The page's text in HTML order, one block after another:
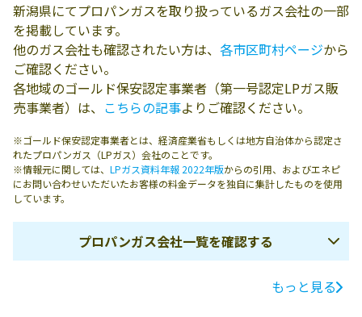
新潟県にてプロパンガスを取り扱っているガス会社の一部
を掲載しています。
他のガス会社も確認されたい方は、 各市区町村ページから
ご確認ください。
各地域のゴールド保安認定事業者（第一号認定LPガス販
売事業者）は、 こちらの記事よりご確認ください。
※ゴールド保安認定事業者とは、経済産業省もしくは地方自治体から認定さ
れたプロパンガス（LPガス）会社のことです。
※情報元に関しては、 LPガス資料年報 2022年版からの引用、およびエネピ
にお問い合わせいただいたお客様の料金データを独自に集計したものを使用
しています。
プロパンガス会社一覧を確認する
電話番号
もっと見る